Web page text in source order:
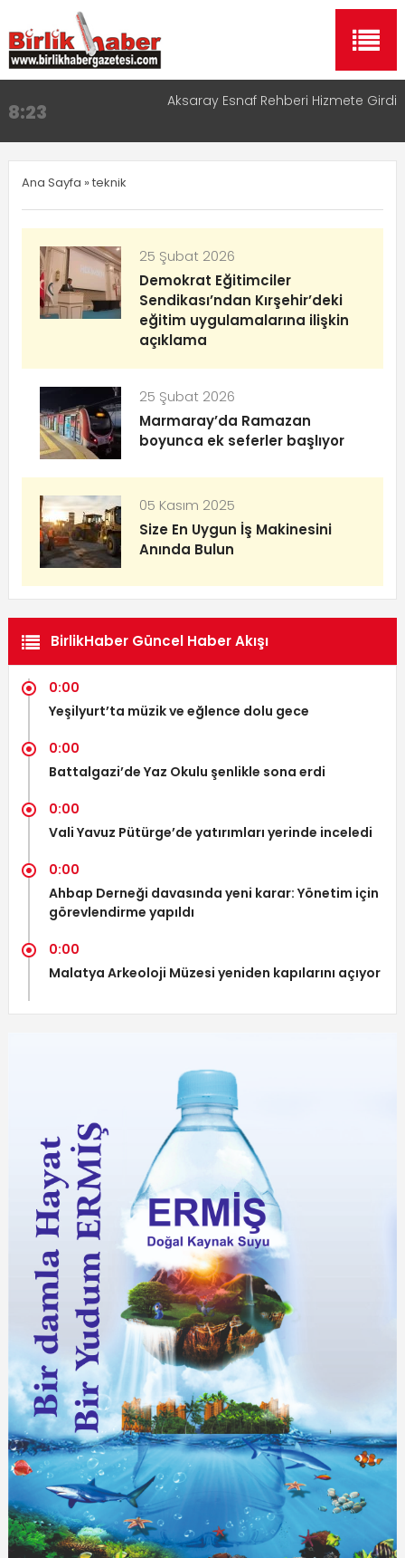
8:23 Aksaray Esnaf Rehberi Hizmete Girdi
Birlikhaber.com Yayın Hayatına Başladı | Hızlı ve
Akıllı Haber Platformu
Aksaray OSB Bölge Müdürü Makam Koltuğunu
16:00
Aksaray Esnaf Rehberi ile Google ve Yapay Zeka
Aramalarında Öne Çıkın
Ana Sayfa » teknik
25 Şubat 2026
Demokrat Eğitimciler
Sendikası’ndan Kırşehir’deki
eğitim uygulamalarına ilişkin
açıklama
25 Şubat 2026
Marmaray’da Ramazan
boyunca ek seferler başlıyor
05 Kasım 2025
Size En Uygun İş Makinesini
Anında Bulun
BirlikHaber Güncel Haber Akışı
0:00
Yeşilyurt’ta müzik ve eğlence dolu gece
0:00
Battalgazi’de Yaz Okulu şenlikle sona erdi
0:00
Vali Yavuz Pütürge’de yatırımları yerinde inceledi
0:00
Ahbap Derneği davasında yeni karar: Yönetim için
görevlendirme yapıldı
0:00
Malatya Arkeoloji Müzesi yeniden kapılarını açıyor